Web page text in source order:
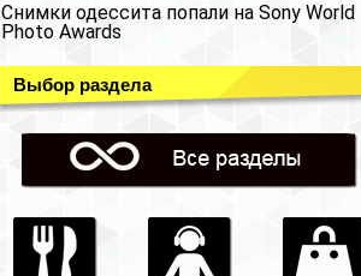
Снимки одессита попали на Sony World
Photo Awards
Выбор раздела